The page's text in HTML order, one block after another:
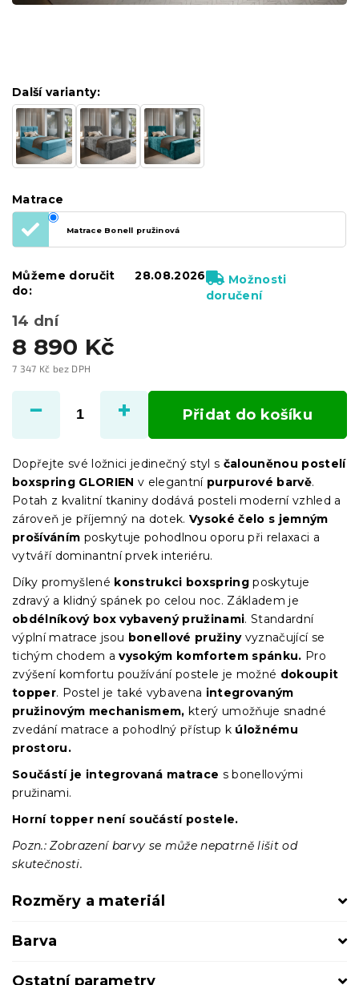
8 890 Kč
7 347 Kč bez DPH
cena:
14 dní
Další varianty:
Matrace
Matrace Bonell pružinová
Můžeme doručit
do:
28.08.2026
Možnosti
doručení
Přidat do košíku
Dopřejte své ložnici jedinečný styl s čalouněnou postelí
boxspring GLORIEN v elegantnípurpurové barvě.
Potah z kvalitní tkaniny dodává posteli moderní vzhled a
zároveň je příjemný na dotek. Vysoké čelo s jemným
prošíváním poskytuje pohodlnou oporu při relaxaci a
vytváří dominantní prvek interiéru.
Díky promyšlené konstrukci boxspring poskytuje
zdravý a klidný spánek po celou noc. Základem je
obdélníkový box vybavený pružinami.Standardní
výplní matrace jsou bonellové pružinyvyznačující se
tichým chodem avysokým komfortem spánku. Pro
zvýšení komfortu používání postele je možné dokoupit
topper. Postel je také vybavena integrovaným
pružinovým mechanismem, který umožňuje snadné
zvedání matrace a pohodlný přístup k úložnému
prostoru.
Součástí je integrovaná matrace s bonellovými
pružinami.
Horní topper není součástí postele.
Pozn.: Zobrazení barvy se může nepatrně lišit od
skutečnosti.
Rozměry a materiál
Barva
Ostatní parametry